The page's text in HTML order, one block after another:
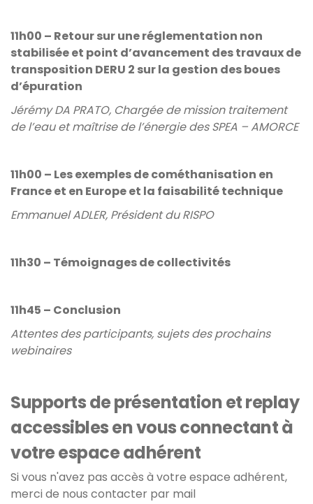
11h00 – Retour sur une réglementation non
stabilisée et point d’avancement des travaux de
transposition DERU 2 sur la gestion des boues
d’épuration
Jérémy DA PRATO, Chargée de mission traitement
de l’eau et maîtrise de l’énergie des SPEA – AMORCE
11h00 – Les exemples de cométhanisation en
France et en Europe et la faisabilité technique
Emmanuel ADLER, Président du RISPO
11h30 – Témoignages de collectivités
11h45 – Conclusion
Attentes des participants, sujets des prochains
webinaires
Supports de présentation et replay
accessibles en vous connectant à
votre espace adhérent
Si vous n'avez pas accès à votre espace adhérent,
merci de nous contacter par mail